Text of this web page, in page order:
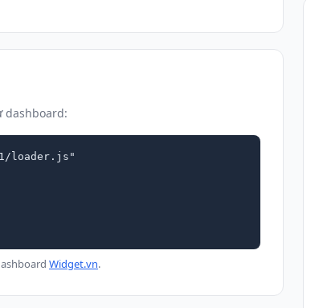
dashboard:
loader.js"
Widget.vn.